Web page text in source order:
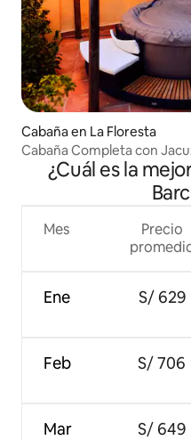
Cabaña en La Floresta
Cabaña Completa con
¿Cuál es la
Mes
Ene
Feb
Mar
Precio
S/ 629
S/ 706
S/ 649